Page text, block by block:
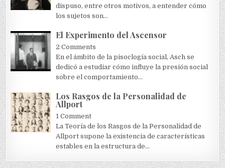
dispuso, entre otros motivos, a entender cómo
los sujetos son...
El Experimento del Ascensor
2 Comments
En el ámbito de la pisoclogía social, Asch se
dedicó a estudiar cómo influye la presión social
sobre el comportamiento...
Los Rasgos de la Personalidad de
Allport
1 Comment
La Teoría de los Rasgos de la Personalidad de
Allport supone la existencia de características
estables en la estructura de...